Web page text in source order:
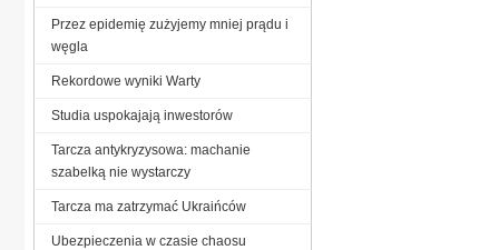
Przez epidemię zużyjemy mniej prądu i
węgla
Rekordowe wyniki Warty
Studia uspokajają inwestorów
Tarcza antykryzysowa: machanie
szabelką nie wystarczy
Tarcza ma zatrzymać Ukraińców
Ubezpieczenia w czasie chaosu